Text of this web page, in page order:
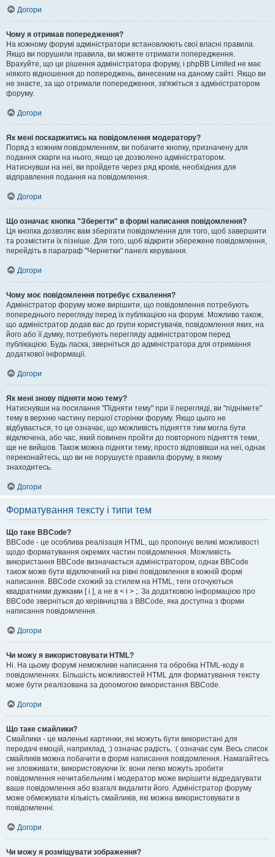
Догори
Чому я отримав попередження?
На кожному форумі адміністратори встановлюють свої власні правила.
Якщо ви порушили правила, ви можете отримати попередження.
Врахуйте, що це рішення адміністратора форуму, і phpBB Limited не має
ніякого відношення до попереджень, винесеним на даному сайті. Якщо ви
не знаєте, за що отримали попередження, зв'яжіться з адміністратором
форуму.
Догори
Як мені поскаржитись на повідомлення модератору?
Поряд з кожним повідомленням, ви побачите кнопку, призначену для
подання скарги на нього, якщо це дозволено адміністратором.
Натиснувши на неї, ви пройдете через ряд кроків, необхідних для
відправлення подання на повідомлення.
Догори
Що означає кнопка "Зберегти" в формі написання повідомлення?
Ця кнопка дозволяє вам зберігати повідомлення для того, щоб завершити
та розмістити їх пізніше. Для того, щоб відкрити збережене повідомлення,
перейдіть в параграф "Чернетки" панелі керування.
Догори
Чому моє повідомлення потребує схвалення?
Адміністратор форуму може вирішити, що повідомлення потребують
попереднього перегляду перед їх публікацією на форумі. Можливо також,
що адміністратор додав вас до групи користувачів, повідомлення яких, на
його або її думку, потребують перегляду адміністратором перед
публікацією. Будь ласка, зверніться до адміністратора для отримання
додаткової інформації.
Догори
Як мені знову підняти мою тему?
Натиснувши на посилання "Підняти тему" при її перегляді, ви "піднімете"
тему в верхню частину першої сторінки форуму. Якщо цього не
відбувається, то це означає, що можливість підняття тим могла бути
відключена, або час, який повинен пройти до повторного підняття теми,
ще не вийшов. Також можна підняти тему, просто відповівши на неї, однак
переконайтесь, що ви не порушуєте правила форуму, в якому
знаходитесь.
Догори
Форматування тексту і типи тем
Що таке BBCode?
BBCode - це особлива реалізація HTML, що пропонує великі можливості
щодо форматування окремих частин повідомлення. Можливість
використання BBCode визначається адміністратором, однак BBCode
також може бути відключений на рівні повідомлення в кожній формі
написання. BBCode схожий за стилем на HTML, теги оточуються
квадратними дужками [ і ], а не в < і > ;. За додатковою інформацією про
BBCode зверніться до керівництва з BBCode, яка доступна з форми
написання повідомлення.
Догори
Чи можу я використовувати HTML?
Ні. На цьому форумі неможливе написання та обробка HTML-коду в
повідомленнях. Більшість можливостей HTML для форматування тексту
може бути реалізована за допомогою використання BBCode.
Догори
Що таке смайлики?
Смайлики - це маленькі картинки, які можуть бути використані для
передачі емоцій, наприклад, :) означає радість, :( означає сум. Весь список
смайликів можна побачити в формі написання повідомлення. Намагайтесь
не зловживати, використовуючи їх: вони легко можуть зробити
повідомлення нечитабельним і модератор може вирішити відредагувати
ваше повідомлення або взагалі видалити його. Адміністратор форуму
може обмежувати кількість смайликів, які можна використовувати в
повідомленні.
Догори
Чи можу я розміщувати зображення?